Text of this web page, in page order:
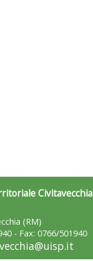
Civitavecchia
(RM)
- Fax: 0766/501940